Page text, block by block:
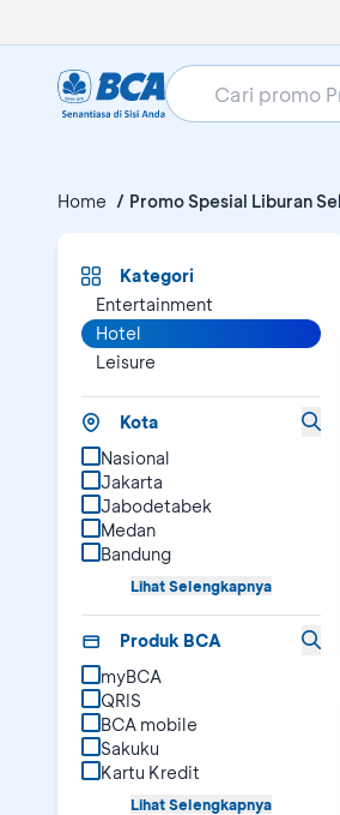
Home Promo Spesial Liburan
Kategori
Entertainment
Hotel
Leisure
Kota
Nasional
Jakarta
Jabodetabek
Medan
Bandung
Lihat Selengkapnya
Produk BCA
myBCA
QRIS
BCA mobile
Sakuku
Kartu Kredit
Lihat Selengkapnya